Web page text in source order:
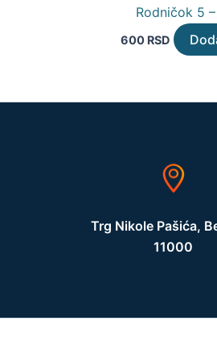
Rodničok 5
600 RSD
Trg Nikole Pašića,
11000